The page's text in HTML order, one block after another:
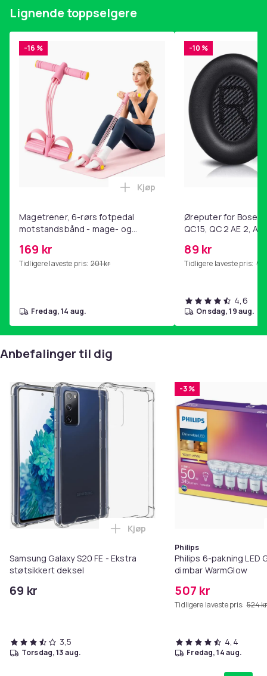
63
Artikkel nr.
0152ace1-3905-4f65-a3de-5150cbd0503d
Produktsikkerhetsinformasjon
Lignende toppselgere
-16 %
Magetrener, 6-rørs fotpedal
motstandsbånd - mage- og
hjemmegymnastikk Pink
169 kr
Tidligere laveste pris: 201 kr
Legg Magetrener, 6-rørs
Kjøp
fredag, 14 aug.
-10 %
Øreputer for Bose
QC15, QC 2 AE 2, AE
89 kr
Tidligere laveste pris: 99
4,6
onsdag, 19 aug.
Anbefalinger til dig
Samsung Galaxy S20 FE - Ekstra
støtsikkert deksel
69 kr
Legg Samsung Galaxy S20 FE
Kjøp
3,5
torsdag, 13 aug.
-3 %
Philips
Philips 6-pakning LED
dimbar WarmGlow
507 kr
Tidligere laveste pris: 524
4,4
fredag, 14 aug.